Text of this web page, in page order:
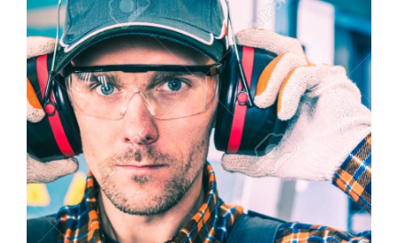
Polarizadas
Para practicar deporte